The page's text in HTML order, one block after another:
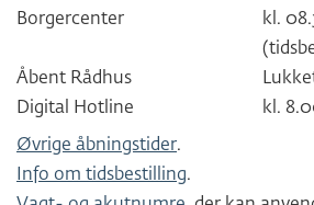
Borgercenter
kl.
Åbent Rådhus
Digital Hotline
kl.
Øvrige åbningstider.
Info om tidsbestilling.